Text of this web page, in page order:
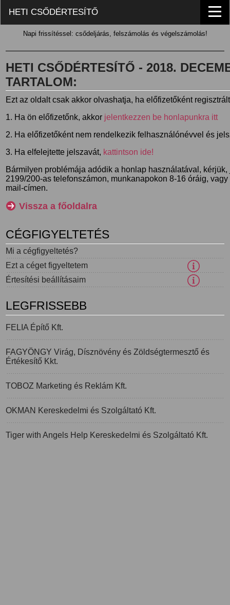
HETI CSŐDÉRTESÍTŐ
Napi frissítéssel: csődeljárás, felszámolás és végelszámolás!
HETI CSŐDÉRTESÍTŐ - 2018.
TARTALOM:
Ezt az oldalt csak akkor olvashatja, ha előfizetőként
1. Ha ön előfizetőnk, akkor jelentkezzen be honlapunkra itt
2. Ha előfizetőként nem rendelkezik felhasználónévvel és
3. Ha elfelejtette jelszavát, kattintson ide!
Bármilyen problémája adódik a honlap használatával,
2199/200-as telefonszámon, munkanapokon 8-16 óráig,
mail-címen.
Vissza a főoldalra
CÉGFIGYELTETÉS
Mi a cégfigyeltetés?
Ezt a céget figyeltetem
Értesítési beállításaim
LEGFRISSEBB
FELIA Építő Kft.
FAGYÖNGY Virág, Dísznövény és Zöldségtermesztő és
Értékesítő Kkt.
TOBOZ Marketing és Reklám Kft.
OKMAN Kereskedelmi és Szolgáltató Kft.
Tiger with Angels Help Kereskedelmi és Szolgáltató Kft.